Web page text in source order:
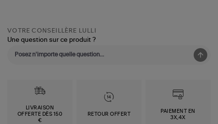
VOTRE CONSEILLÈRE LULLI
Une question sur ce produit ?
LIVRAISON
OFFERTE DÈS 150
€
RETOUR OFFERT
PAIEMENT EN
3X,4X